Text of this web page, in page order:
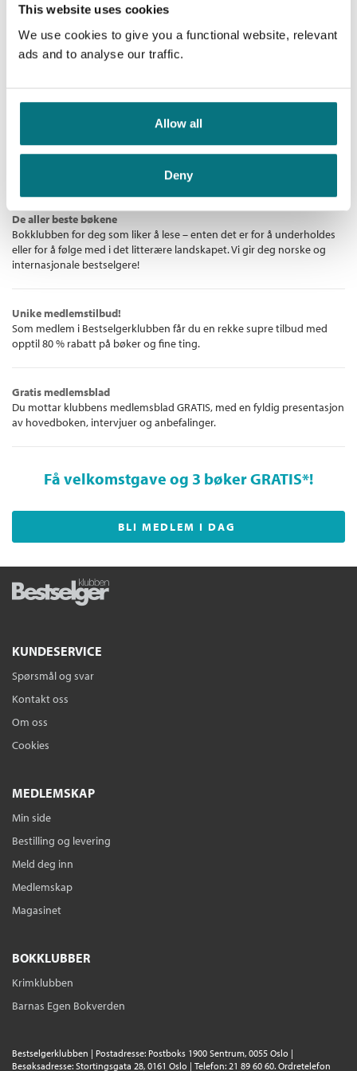
This website uses cookies
We use cookies to give you a functional website, relevant
ads and to analyse our traffic.
Allow all
Deny
Kopibeskyttelse:
Vannmerket
Originaltittel:
Il pleuvait des oiseaux
Skjønnlitteratur
tilbake i tid. Den andre er den vevre Marie-Desneiges, som er
på alder med Tom og Charlie, og på flukt fra den psykiatriske
institusjonen der hun har tilbrakt nesten hele livet. Skjulestedet
i skogen vil aldri bli det samme igjen.
Det regnet fuglerer en sjelfull, rørende roman som hyller
naturen, friheten og kjærligheten, alderdommen og
muligheten til nye sjanser på tampen av livet.
Jocelyne Saucier (f. 1948) har lenge vært en av de mest
kritikerhyllede og mest populære romanforfatterne i det
Det regnet fugler
«MedDet regnet fugler har forfatteren overgått seg selv … [En
fortelling] så inspirert, så menneskelig! Jocelyne Saucier er en
sjelens tryllekunstner.» Le
Bokmål Heftet
Det regnet fugler
Bokmål Nedlastbar lydbok
Jocelyne Saucier
Ebok
Bestselgerklubben - De beste boknyhetene
De aller beste bøkene
Bokklubben for deg som liker å lese – enten det er for å underholdes
eller for å følge med i det litterære landskapet. Vi gir deg norske og
internasjonale bestselgere!
Unike medlemstilbud!
Som medlem i Bestselgerklubben får du en rekke supre tilbud med
opptil 80 % rabatt på bøker og fine ting.
Gratis medlemsblad
Du mottar klubbens medlemsblad GRATIS, med en fyldig presentasjon
av hovedboken, intervjuer og anbefalinger.
Få velkomstgave og 3 bøker GRATIS*!
BLI MEDLEM I DAG
KUNDESERVICE
Spørsmål og svar
Kontakt oss
Om oss
Cookies
MEDLEMSKAP
Min side
Bestilling og levering
Meld deg inn
Medlemskap
Magasinet
BOKKLUBBER
Krimklubben
Barnas Egen Bokverden
Bestselgerklubben | Postadresse: Postboks 1900 Sentrum, 0055 Oslo |
Besøksadresse: Stortingsgata 28, 0161 Oslo | Telefon: 21 89 60 60. Ordretelefon